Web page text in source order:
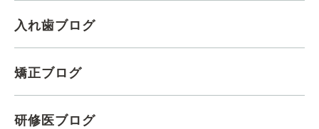
入れ歯ブログ
矯正ブログ
研修医ブログ